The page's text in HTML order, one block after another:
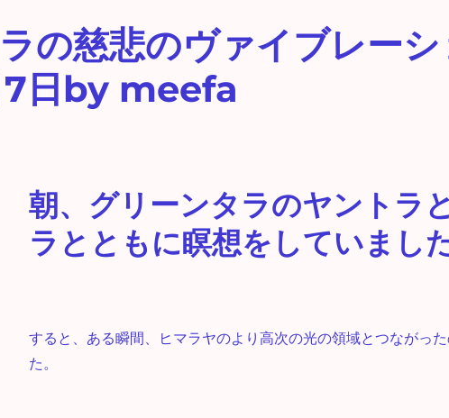
の慈悲のヴァイブレーシ
日by meefa
朝、グリーンタラのヤントラ
ラとともに瞑想をしていました
すると、ある瞬間、ヒマラヤのより高次の光の領域とつながっ
た。